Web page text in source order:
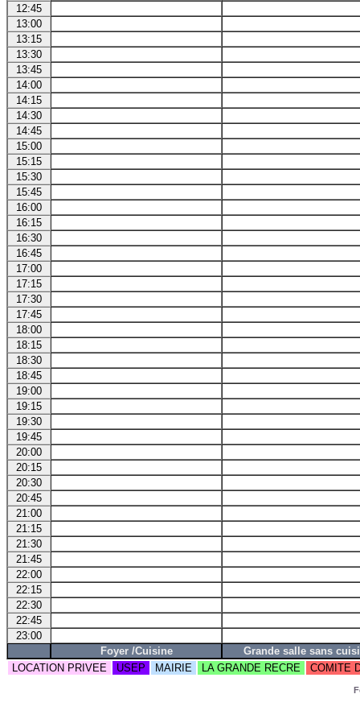
12:45
13:00
13:15
13:30
13:45
14:00
14:15
14:30
14:45
15:00
15:15
15:30
15:45
16:00
16:15
16:30
16:45
17:00
17:15
17:30
17:45
18:00
18:15
18:30
18:45
19:00
19:15
19:30
19:45
20:00
20:15
20:30
20:45
21:00
21:15
21:30
21:45
22:00
22:15
22:30
22:45
23:00
Foyer /Cuisine
Grande salle sans
LOCATION PRIVEE
USEP MAIRIE LA GRANDE RECRE COMITE